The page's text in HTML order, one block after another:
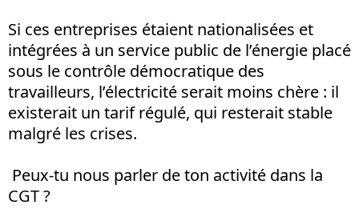
Si ces entreprises étaient nationalisées et
intégrées à un service public de l’énergie placé
sous le contrôle démocratique des
travailleurs, l’électricité serait moins chère : il
existerait un tarif régulé, qui resterait stable
malgré les crises.
Peux-tu nous parler de ton activité dans la
CGT ?